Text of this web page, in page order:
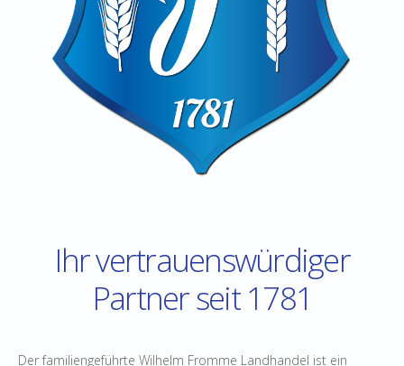
Ihr vertrauenswürdiger
Partner seit 1781
Der familiengeführte Wilhelm Fromme Landhandel ist ein